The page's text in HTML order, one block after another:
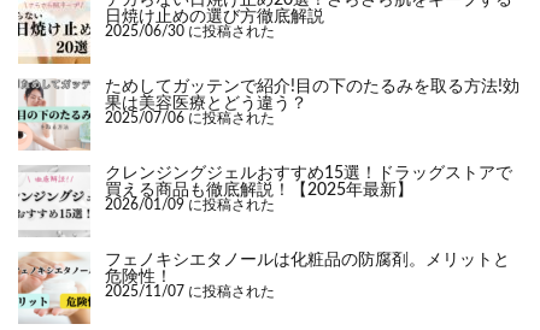
日焼け止めの選び方徹底解説
2025/06/30 に投稿された
ためしてガッテンで紹介!目の下のたるみを取る方法!効
果は美容医療とどう違う？
2025/07/06 に投稿された
クレンジングジェルおすすめ15選！ドラッグストアで
買える商品も徹底解説！【2025年最新】
2026/01/09 に投稿された
フェノキシエタノールは化粧品の防腐剤。メリットと
危険性！
2025/11/07 に投稿された